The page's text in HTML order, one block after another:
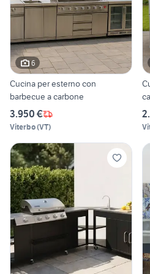
6
Cucina per esterno con
barbecue a carbone
3.950 €
Viterbo(VT)